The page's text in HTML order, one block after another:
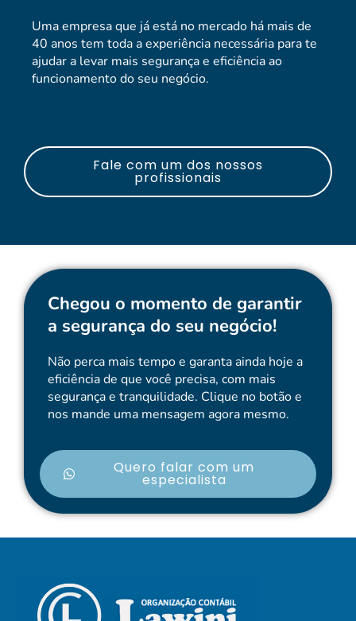
Uma empresa que já está no mercado há mais de
40 anos tem toda a experiência necessária para te
ajudar a levar mais segurança e eficiência ao
funcionamento do seu negócio.
Fale com um dos nossos
profissionais
Chegou o momento de garantir
a segurança do seu negócio!
Não perca mais tempo e garanta ainda hoje a
eficiência de que você precisa, com mais
segurança e tranquilidade. Clique no botão e
nos mande uma mensagem agora mesmo.
Quero falar com um
especialista